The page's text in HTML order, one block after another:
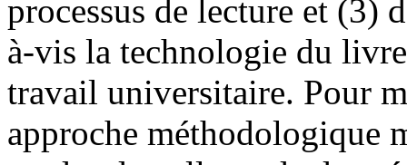
processus de lecture et (3)
à-vis la technologie du
travail universitaire. Pour
approche méthodologique